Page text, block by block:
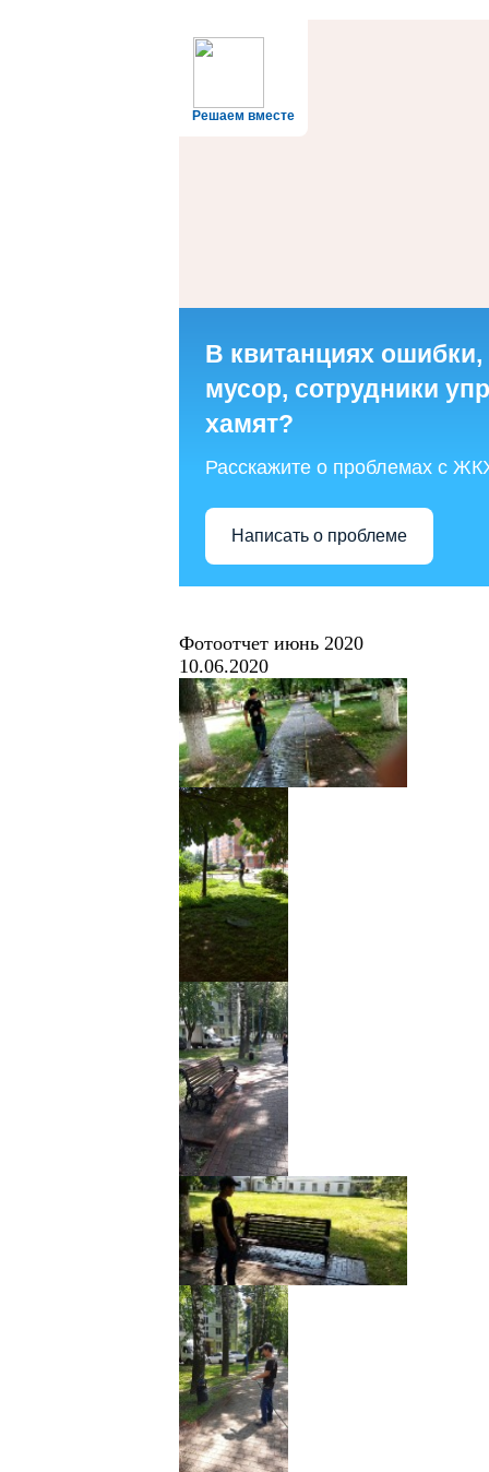
Решаем вместе
В квитанциях
мусор, сотрудники
хамят?
Расскажите о проблемах с
Написать о проблеме
Фотоотчет июнь 2020
10.06.2020